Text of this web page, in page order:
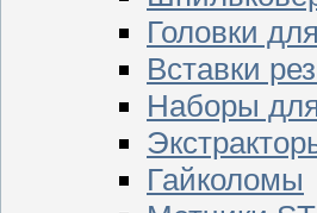
Головки
Вставки
Наборы
Гайколомы